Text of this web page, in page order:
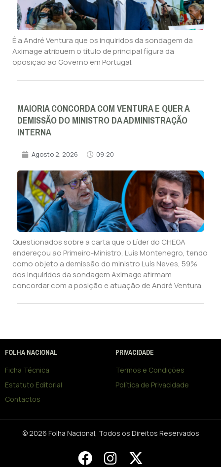
É a André Ventura que os inquiridos da sondagem da
Aximage atribuem o título de principal figura da
oposição ao Governo em Portugal.
MAIORIA CONCORDA COM VENTURA E QUER A
DEMISSÃO DO MINISTRO DA ADMINISTRAÇÃO
INTERNA
Agosto 2, 2026 09:20
Questionados sobre a carta que o Líder do CHEGA
endereçou ao Primeiro-Ministro, Luís Montenegro, tendo
como objeto a demissão do ministro Luís Neves, 59%
dos inquiridos da sondagem Aximage afirmam
concordar com a posição e atuação de André Ventura.
FOLHA NACIONAL
Ficha Técnica
Estatuto Editorial
Contactos
PRIVACIDADE
Termos e Condições
Política de Privacidade
© 2026 Folha Nacional, Todos os Direitos Reservados